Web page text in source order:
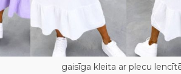
gaisīga kleita ar plecu